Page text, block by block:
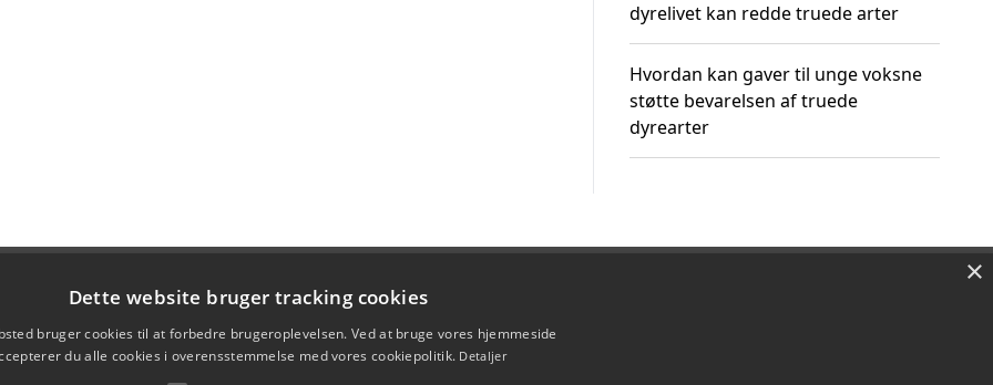
dyrelivet kan redde truede arter
Hvordan kan gaver til unge voksne
støtte bevarelsen af truede
dyrearter
×
Dette website bruger tracking cookies
bruger cookies til at forbedre brugeroplevelsen. Ved at bruge vores hjemmeside
du alle cookies i overensstemmelse med vores cookiepolitik. Detaljer